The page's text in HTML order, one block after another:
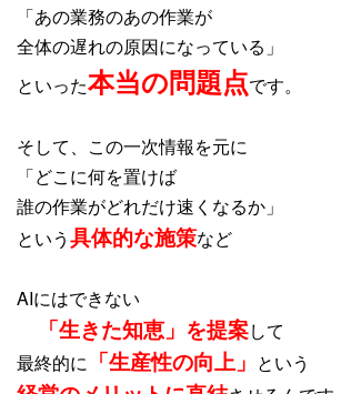
「あの業務のあの作業が
全体の遅れの原因になっている」
といった本当の問題点です。
そして、この一次情報を元に
「どこに何を置けば
誰の作業がどれだけ速くなるか」
という具体的な施策など
AIにはできない
「生きた知恵」を提案して
最終的に 「生産性の向上」 という